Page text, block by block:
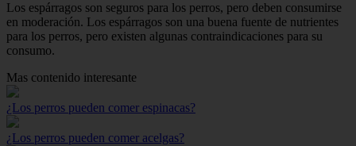
Los espárragos son seguros para los perros, pero deben consumirse
en moderación. Los espárragos son una buena fuente de nutrientes
para los perros, pero existen algunas contraindicaciones para su
consumo.
Mas contenido interesante
¿Los perros pueden comer espinacas?
¿Los perros pueden comer acelgas?